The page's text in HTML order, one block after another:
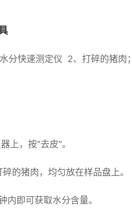
分快速测定仪 2、打碎的猪肉
上，按"去皮"。
的猪肉，均匀放在样品盘上。
内即可获取水分含量。